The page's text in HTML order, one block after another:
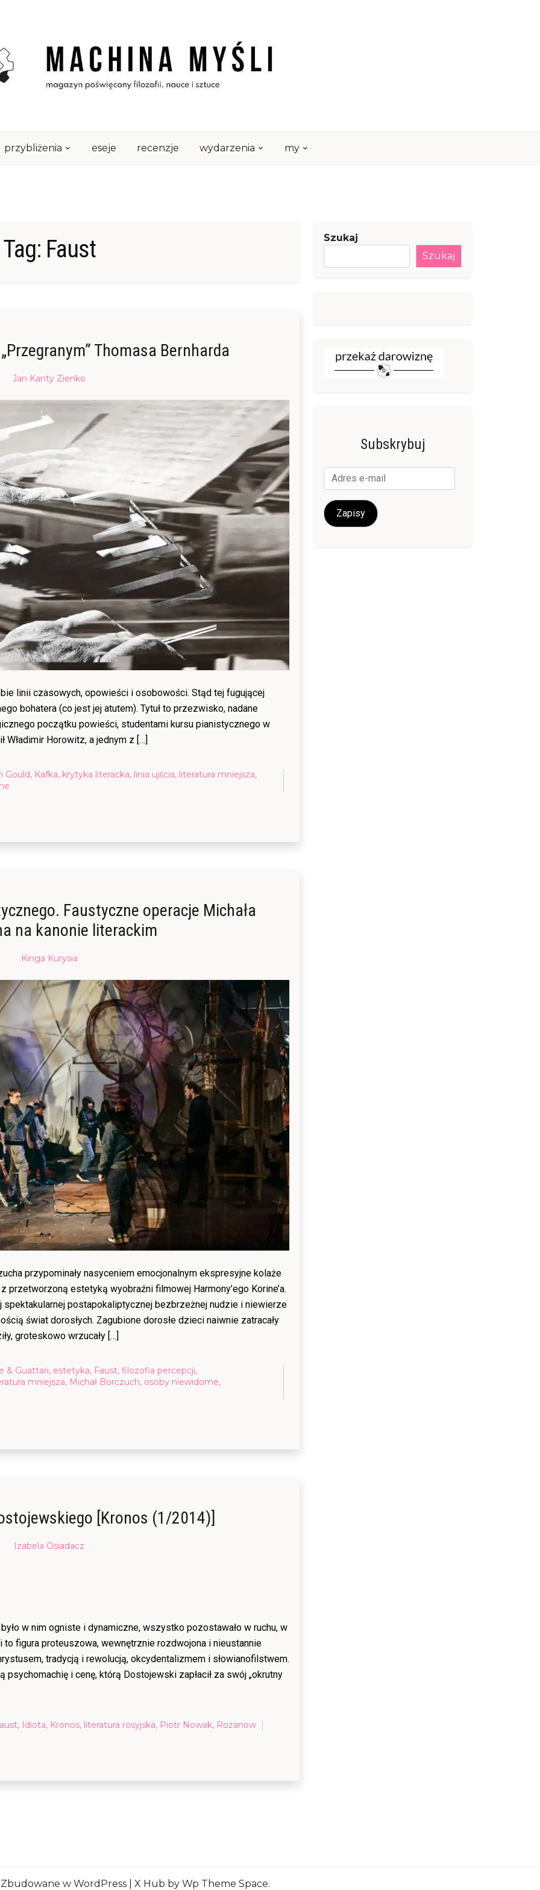
przybliżenia eseje recenzje wydarzenia my
Tag: Faust
Thomasa Bernharda
Posted
04/02/201804/05/2023
Jan Kanty Zienko
linii czasowych, opowieści i osobowości. Stąd tej fugującej
bohatera (co jest jej atutem). Tytuł to przezwisko, nadane
początku powieści, studentami kursu pianistycznego w
Horowitz, a jednym z […]
Gould, Kafka, krytyka literacka, linia ujścia, literatura mniejsza,
Faustyczne operacje Michała
na kanonie literackim
Posted
07/10/201704/05/2023
Kinga Kurysia
przypominały nasyceniem emocjonalnym ekspresyjne kolaże
przetworzoną estetyką wyobraźni filmowej Harmony’ego Korine’a.
spektakularnej postapokaliptycznej bezbrzeżnej nudzie i niewierze
świat dorosłych. Zagubione dorosłe dzieci naiwnie zatracały
groteskowo wrzucały […]
& Guattari, estetyka, Faust, filozofia percepcji,
mniejsza, Michał Borczuch, osoby niewidome,
[Kronos (1/2014)]
Posted
Izabela Osiadacz
w nim ogniste i dynamiczne, wszystko pozostawało w ruchu, w
figura proteuszowa, wewnętrznie rozdwojona i nieustannie
tradycją i rewolucją, okcydentalizmem i słowianofilstwem.
i cenę, którą Dostojewski zapłacił za swój „okrutny
, Idiota, Kronos, literatura rosyjska, Piotr Nowak, Rozanow
Szukaj
Szukaj
Subskrybuj
Adres
e-
mail
Zapisy
Zbudowane w WordPress X Hub by Wp Theme Space.